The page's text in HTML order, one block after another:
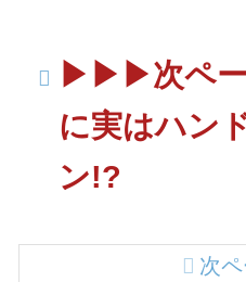
▶▶▶次ペー
に実はハン
ン!?
次